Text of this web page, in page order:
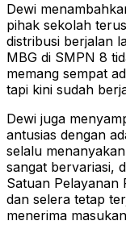
Dewi
pihak sekolah
distribusi berjalan
MBG di SMPN 8
memang sempat
tapi kini sudah
Dewi juga
antusias dengan
selalu
sangat bervariasi,
Satuan Pelayanan
dan selera tetap
menerima